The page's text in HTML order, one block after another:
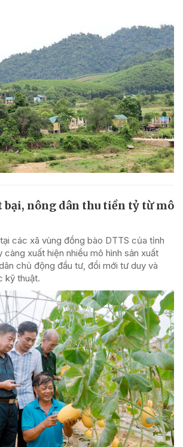
bại, nông dân thu tiền tỷ từ mô
các xã vùng đồng bào DTTS của tỉnh
càng xuất hiện nhiều mô hình sản xuất
chủ động đầu tư, đổi mới tư duy và
kỹ thuật.